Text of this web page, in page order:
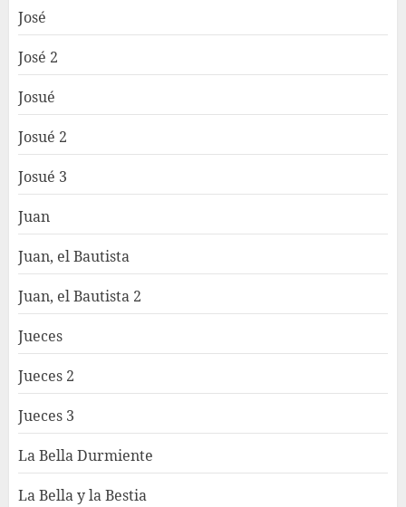
José
José 2
Josué
Josué 2
Josué 3
Juan
Juan, el Bautista
Juan, el Bautista 2
Jueces
Jueces 2
Jueces 3
La Bella Durmiente
La Bella y la Bestia